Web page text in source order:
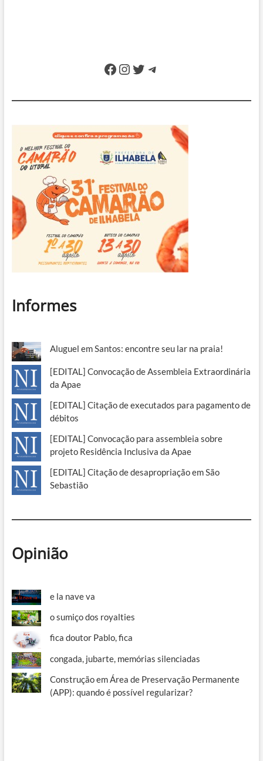
Facebook
Instagram
Twitter
Telegram
Informes
Aluguel em Santos: encontre seu lar na praia!
[EDITAL] Convocação de Assembleia Extraordinária
da Apae
[EDITAL] Citação de executados para pagamento de
débitos
[EDITAL] Convocação para assembleia sobre
projeto Residência Inclusiva da Apae
[EDITAL] Citação de desapropriação em São
Sebastião
Opinião
e la nave va
o sumiço dos royalties
fica doutor Pablo, fica
congada, jubarte, memórias silenciadas
Construção em Área de Preservação Permanente
(APP): quando é possível regularizar?